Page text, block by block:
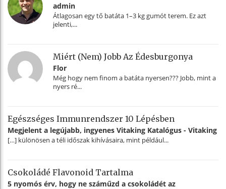
admin
Átlagosan egy tő batáta 1–3 kg gumót terem. Ez azt
jelenti,...
Miért (nem) Jobb Az Édesburgonya
Flor
Még hogy nem finom a batáta nyersen??? Jobb, mint a
nyers ré...
Egészséges Immunrendszer 10 Lépésben
Megjelent a legújabb, ingyenes Vitaking Katalógus - Vitaking
[…] különösen a téli időszak kihívásaira, mint például...
Csokoládé Flavonoid Tartalma
5 nyomós érv, hogy ne száműzd a csokoládét az